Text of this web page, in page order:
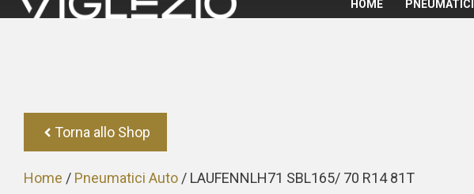
HOME PNEUMATICI
Torna allo Shop
Home / Pneumatici Auto / LAUFENNLH71 SBL165/ 70 R14 81T